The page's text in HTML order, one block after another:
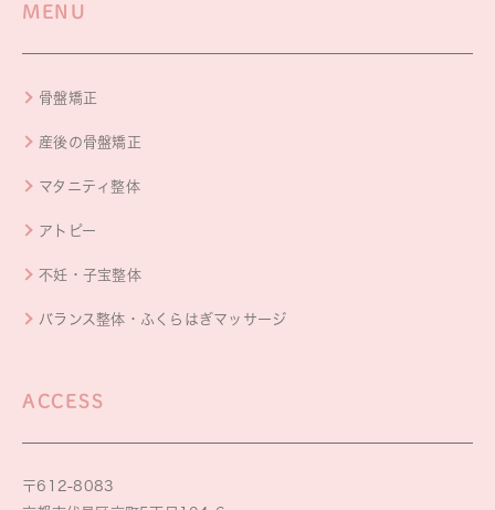
MENU
骨盤矯正
産後の骨盤矯正
マタニティ整体
アトピー
不妊・子宝整体
バランス整体・ふくらはぎマッサージ
ACCESS
〒612-8083